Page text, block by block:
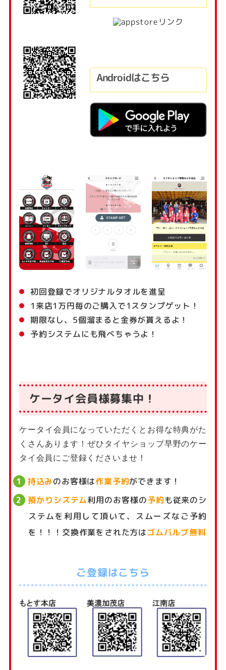
Androidはこちら
初回登録でオリジナルタオルを進呈
1来店1万円毎のご購入で1スタンプゲット！
期限なし、5個溜まると金券が貰えるよ！
予約システムにも飛べちゃうよ！
ケータイ会員様募集中！
ケータイ会員になっていただくとお得な特典がた
くさんあります！ぜひタイヤショップ早野のケー
タイ会員にご登録くださいませ！
持込みのお客様は作業予約ができます！
預かりシステム利用のお客様の予約も従来のシ
ステムを利用して頂いて、スムーズなご予約
を！！！交換作業をされた方はゴムバルブ無料
ご登録はこちら